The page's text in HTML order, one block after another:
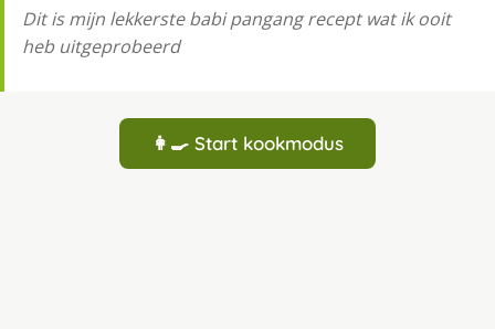
Dit is mijn lekkerste babi pangang recept wat ik ooit
heb uitgeprobeerd
👩‍🍳 Start kookmodus